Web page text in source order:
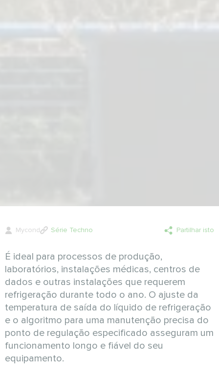
Mycond Série Techno Partilhar isto
É ideal para processos de produção,
laboratórios, instalações médicas, centros de
dados e outras instalações que requerem
refrigeração durante todo o ano. O ajuste da
temperatura de saída do líquido de refrigeração
e o algoritmo para uma manutenção precisa do
ponto de regulação especificado asseguram um
funcionamento longo e fiável do seu
equipamento.